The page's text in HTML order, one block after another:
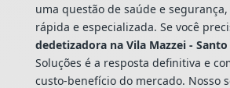
uma questão de saúde e
rápida e especializada. Se você
dedetizadora na Vila Mazzei -
Soluções é a resposta definitiva e
custo-benefício do mercado. Nosso